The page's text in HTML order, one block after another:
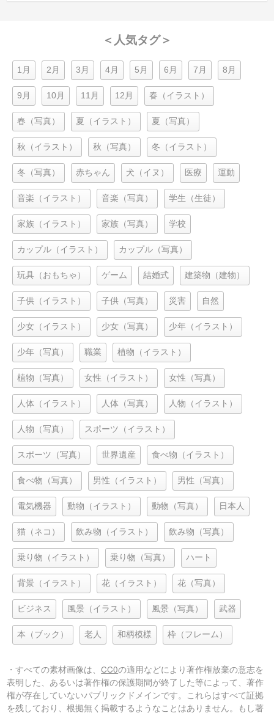
＜人気タグ＞
1月 2月 3月 4月 5月 6月 7月 8月
9月 10月 11月 12月 春（イラスト）
春（写真） 夏（イラスト） 夏（写真）
秋（イラスト） 秋（写真） 冬（イラスト）
冬（写真） 赤ちゃん 犬（イヌ） 医療 運動
音楽（イラスト） 音楽（写真） 学生（生徒）
家族（イラスト） 家族（写真） 学校
カップル（イラスト） カップル（写真）
玩具（おもちゃ） ゲーム 結婚式 建築物（建物）
子供（イラスト） 子供（写真） 災害 自然
少女（イラスト） 少女（写真） 少年（イラスト）
少年（写真） 職業 植物（イラスト）
植物（写真） 女性（イラスト） 女性（写真）
人体（イラスト） 人体（写真） 人物（イラスト）
人物（写真） スポーツ（イラスト）
スポーツ（写真） 世界遺産 食べ物（イラスト）
食べ物（写真） 男性（イラスト） 男性（写真）
電気機器 動物（イラスト） 動物（写真） 日本人
猫（ネコ） 飲み物（イラスト） 飲み物（写真）
乗り物（イラスト） 乗り物（写真） ハート
背景（イラスト） 花（イラスト） 花（写真）
ビジネス 風景（イラスト） 風景（写真） 武器
本（ブック） 老人 和柄模様 枠（フレーム）
・すべての素材画像は、CC0の適用などにより著作権放棄の意志を
表明した、あるいは著作権の保護期間が終了した等によって、著作
権が存在していないパブリックドメインです。これらはすべて証拠
を残しており、根拠無く掲載するようなことはありません。もし著